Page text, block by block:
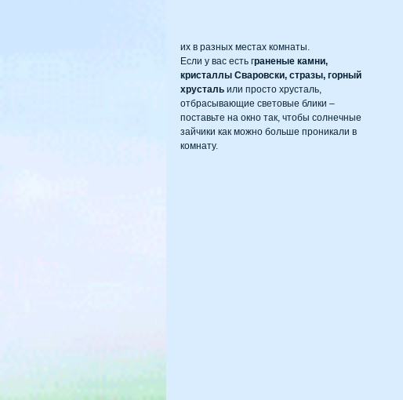
их в разных местах комнаты.
Если у вас есть граненые камни,
кристаллы Сваровски, стразы, горный
хрусталь или просто хрусталь,
отбрасывающие световые блики –
поставьте на окно так, чтобы солнечные
зайчики как можно больше проникали в
комнату.